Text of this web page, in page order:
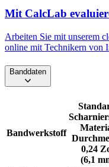
Mit CalcLab
Arbeiten Sie mit unserem
online mit Technikern von
Banddaten
Bandwerkstoff
0,24
(6,1